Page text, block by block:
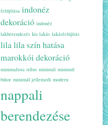
felújítása indonéz
dekoráció indonéz
lakberendezés kis lakás lakásfelújítás
lilalila szín hatása
marokkói dekoráció
minimalista stílus minimál minimál
bútor minimál jellemzői modern
nappali
berendezése